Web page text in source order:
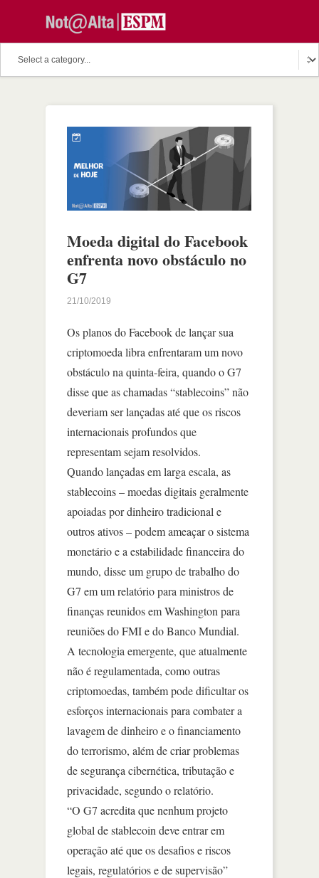
Moeda digital do Facebook
enfrenta novo obstáculo no
G7
21/10/2019
Os planos do Facebook de lançar sua
criptomoeda libra enfrentaram um novo
obstáculo na quinta-feira, quando o G7
disse que as chamadas “stablecoins” não
deveriam ser lançadas até que os riscos
internacionais profundos que
representam sejam resolvidos.
Quando lançadas em larga escala, as
stablecoins – moedas digitais geralmente
apoiadas por dinheiro tradicional e
outros ativos – podem ameaçar o sistema
monetário e a estabilidade financeira do
mundo, disse um grupo de trabalho do
G7 em um relatório para ministros de
finanças reunidos em Washington para
reuniões do FMI e do Banco Mundial.
A tecnologia emergente, que atualmente
não é regulamentada, como outras
criptomoedas, também pode dificultar os
esforços internacionais para combater a
lavagem de dinheiro e o financiamento
do terrorismo, além de criar problemas
de segurança cibernética, tributação e
privacidade, segundo o relatório.
“O G7 acredita que nenhum projeto
global de stablecoin deve entrar em
operação até que os desafios e riscos
legais, regulatórios e de supervisão”